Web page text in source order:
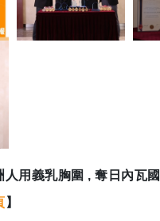
人用義乳胸圍 , 奪日內瓦
】